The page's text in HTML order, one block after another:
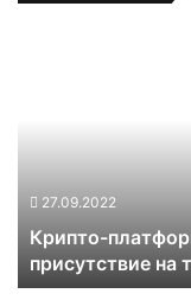
т
27.09.2022
Крипто-
присутствие на